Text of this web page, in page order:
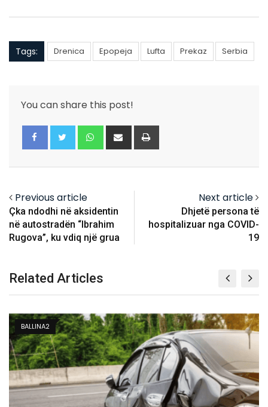
Tags: Drenica Epopeja Lufta Prekaz Serbia
You can share this post!
Whatsapp
Share
via
Previous article
Çka ndodhi në aksidentin
në autostradën “Ibrahim
Rugova”, ku vdiq një grua
Next article
Dhjetë persona të
hospitalizuar nga COVID-
19
Related Articles
BALLINA 3